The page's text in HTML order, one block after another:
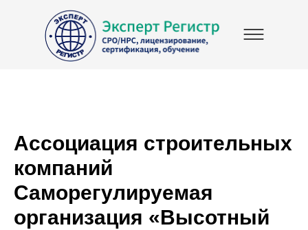
Ассоциация строительных
компаний
Саморегулируемая
организация «Высотный